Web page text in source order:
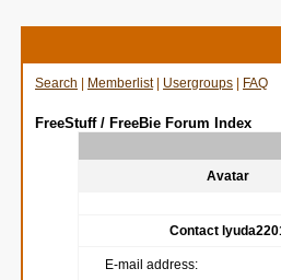
Search Memberlist| Usergroups FAQ
FreeStuff / FreeBie Forum Index
Avatar
Contact
E-mail address: